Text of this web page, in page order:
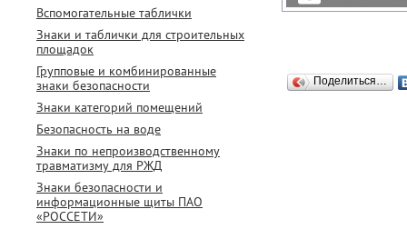
Вспомогательные таблички
Знаки и таблички для строительных
площадок
Групповые и комбинированные
знаки безопасности
Знаки категорий помещений
Безопасность на воде
Знаки по непроизводственному
травматизму для РЖД
Знаки безопасности и
информационные щиты ПАО
«РОССЕТИ»
Поделиться…